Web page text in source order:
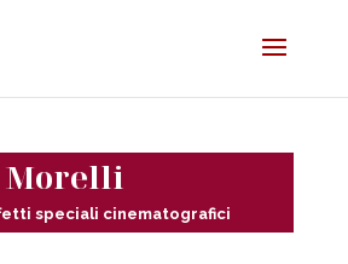
speciali cinematografici